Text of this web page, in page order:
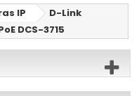
IP
D-Link
DCS-3715